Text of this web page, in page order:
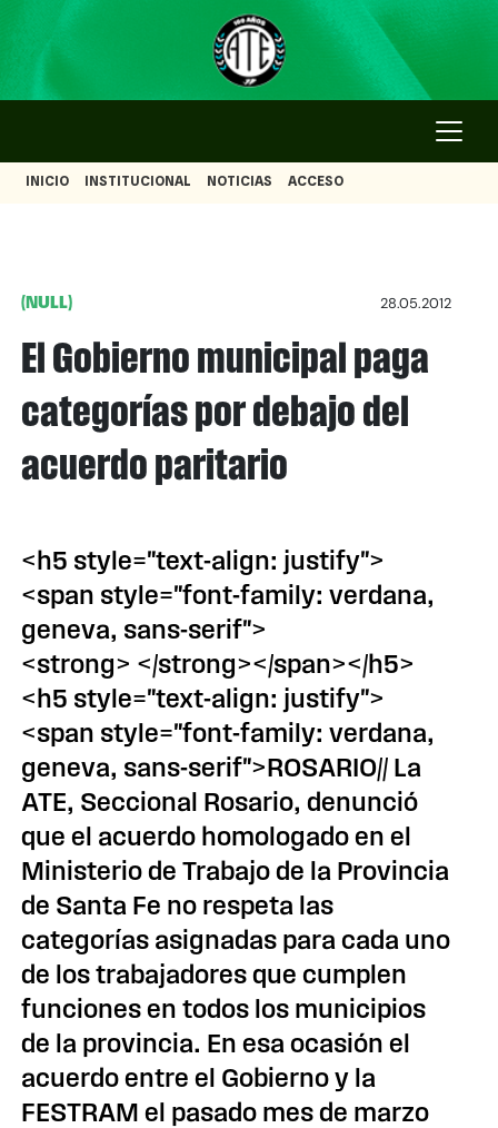
INICIO INSTITUCIONAL NOTICIAS ACCESO
(NULL) 28.05.2012
El Gobierno municipal paga
categorías por debajo del
acuerdo paritario
<h5 style="text-align: justify">
<span style="font-family: verdana,
geneva, sans-serif">
<strong> </strong></span></h5>
<h5 style="text-align: justify">
<span style="font-family: verdana,
geneva, sans-serif">ROSARIO// La
ATE, Seccional Rosario, denunció
que el acuerdo homologado en el
Ministerio de Trabajo de la Provincia
de Santa Fe no respeta las
categorías asignadas para cada uno
de los trabajadores que cumplen
funciones en todos los municipios
de la provincia. En esa ocasión el
acuerdo entre el Gobierno y la
FESTRAM el pasado mes de marzo